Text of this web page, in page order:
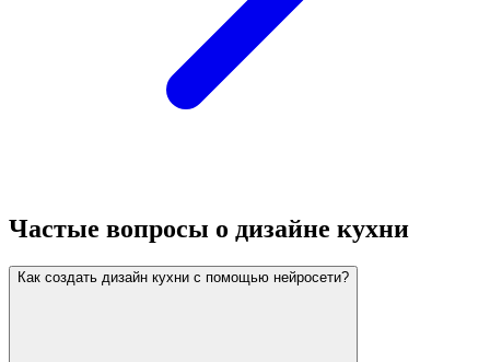
Частые вопросы о дизайне кухни
Как создать дизайн кухни с помощью нейросети?